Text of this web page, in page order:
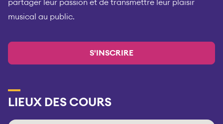
partager leur passion et de transmettre leur plaisir
musical au public.
S'INSCRIRE
LIEUX DES COURS